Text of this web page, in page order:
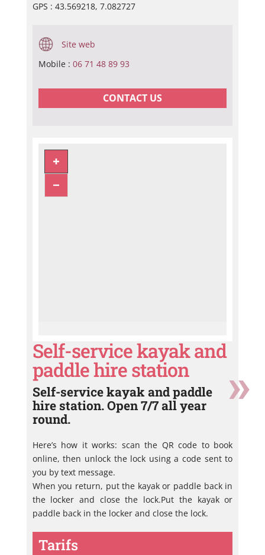
GPS : 43.569218, 7.082727
Site web
Mobile : 06 71 48 89 93
CONTACT US
Self-service kayak and
paddle hire station
Self-service kayak and paddle
hire station. Open 7/7 all year
round.
Here’s how it works: scan the QR code to book
online, then unlock the lock using a code sent to
you by text message.
When you return, put the kayak or paddle back in
the locker and close the lock.Put the kayak or
paddle back in the locker and close the lock.
Tarifs